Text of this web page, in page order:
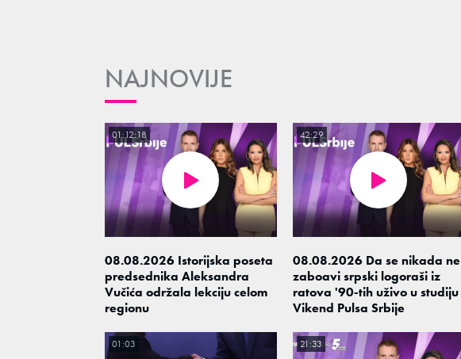
NAJNOVIJE
08.08.2026 Istorijska poseta
predsednika Aleksandra
Vučića održala lekciju celom
regionu
01:12:18
08.08.2026 Da se nikada ne
zaboavi srpski logoraši iz
ratova '90-tih uživo u studiju
Vikend Pulsa Srbije
42:29
01:03 21:33